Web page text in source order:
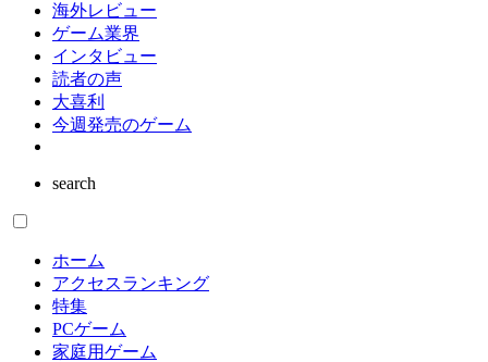
海外レビュー
ゲーム業界
インタビュー
読者の声
大喜利
今週発売のゲーム
search
ホーム
アクセスランキング
特集
PCゲーム
家庭用ゲーム